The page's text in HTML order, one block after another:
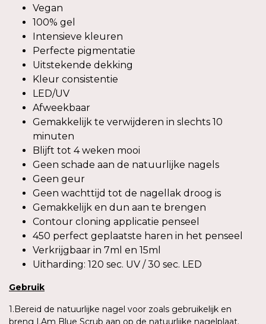
Vegan
100% gel
Intensieve kleuren
Perfecte pigmentatie
Uitstekende dekking
Kleur consistentie
LED/UV
Afweekbaar
Gemakkelijk te verwijderen in slechts 10
minuten
Blijft tot 4 weken mooi
Geen schade aan de natuurlijke nagels
Geen geur
Geen wachttijd tot de nagellak droog is
Gemakkelijk en dun aan te brengen
Contour cloning applicatie penseel
450 perfect geplaatste haren in het penseel
Verkrijgbaar in 7ml en 15ml
Uitharding: 120 sec. UV / 30 sec. LED
Gebruik
1.Bereid de natuurlijke nagel voor zoals gebruikelijk en
breng I.Am Blue Scrub aan op de natuurlijke nagelplaat.